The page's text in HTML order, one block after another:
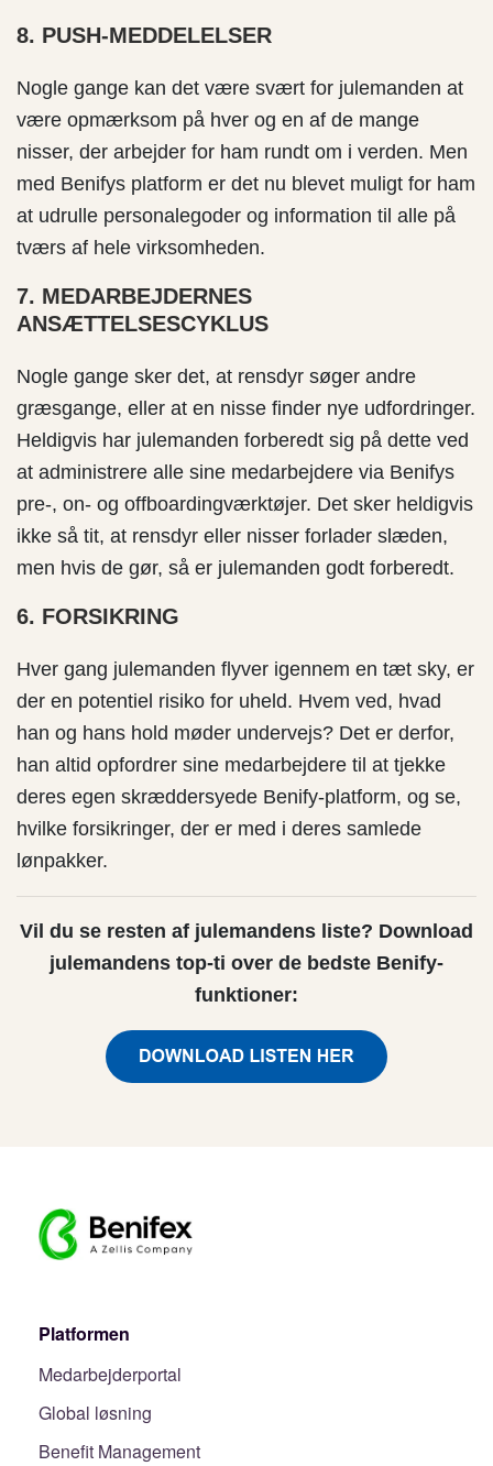
8. PUSH-MEDDELELSER
Nogle gange kan det være svært for julemanden at
være opmærksom på hver og en af de mange
nisser, der arbejder for ham rundt om i verden. Men
med Benifys platform er det nu blevet muligt for ham
at udrulle personalegoder og information til alle på
tværs af hele virksomheden.
7. MEDARBEJDERNES
ANSÆTTELSESCYKLUS
Nogle gange sker det, at rensdyr søger andre
græsgange, eller at en nisse finder nye udfordringer.
Heldigvis har julemanden forberedt sig på dette ved
at administrere alle sine medarbejdere via Benifys
pre-, on- og offboardingværktøjer. Det sker heldigvis
ikke så tit, at rensdyr eller nisser forlader slæden,
men hvis de gør, så er julemanden godt forberedt.
6. FORSIKRING
Hver gang julemanden flyver igennem en tæt sky, er
der en potentiel risiko for uheld. Hvem ved, hvad
han og hans hold møder undervejs? Det er derfor,
han altid opfordrer sine medarbejdere til at tjekke
deres egen skræddersyede Benify-platform, og se,
hvilke forsikringer, der er med i deres samlede
lønpakker.
Vil du se resten af julemandens liste? Download
julemandens top-ti over de bedste Benify-
funktioner:
Platformen
Medarbejderportal
Global løsning
Benefit Management